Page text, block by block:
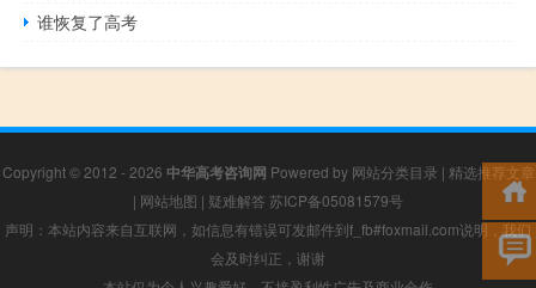
谁恢复了高考
Copyright © 2012 - 2026 中华高考咨询网 Powered by 网站分类目录 | 精选推荐文章
| 网站地图 | 疑难解答 苏ICP备05081579号
声明：本站内容来自互联网，如信息有错误可发邮件到f_fb#foxmail.com说明，我们
会及时纠正，谢谢